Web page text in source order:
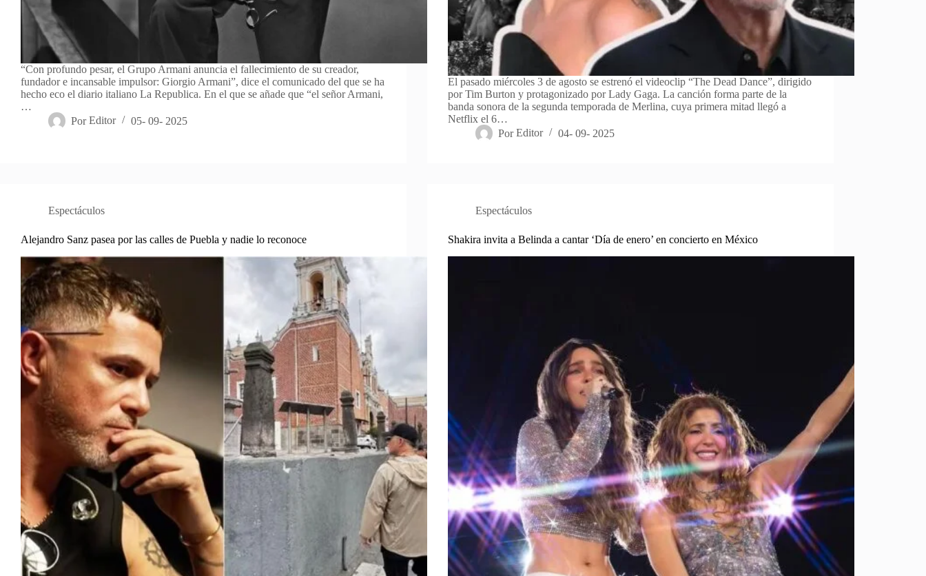
“Con profundo pesar, el Grupo Armani anuncia el fallecimiento de su creador,
fundador e incansable impulsor: Giorgio Armani”, dice el comunicado del que se ha
hecho eco el diario italiano La Republica. En el que se añade que “el señor Armani,
…
Por Editor 05- 09- 2025
El pasado miércoles 3 de agosto se estrenó el videoclip “The Dead Dance”, dirigido
por Tim Burton y protagonizado por Lady Gaga. La canción forma parte de la
banda sonora de la segunda temporada de Merlina, cuya primera mitad llegó a
Netflix el 6…
Por Editor 04- 09- 2025
Espectáculos
Alejandro Sanz pasea por las calles de Puebla y nadie lo reconoce
Espectáculos
Shakira invita a Belinda a cantar ‘Día de enero’ en concierto en México